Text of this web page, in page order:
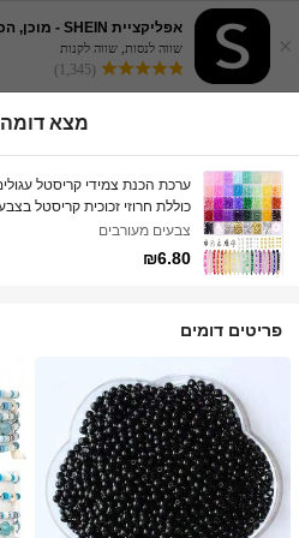
×
אפליקציית SHEIN - מוכן, הכן, סטייל!
שווה לנסות, שווה לקנות
(1,345)
מצא דומה
חרוזים, מתאים לצמידים,
(צבעים אקראיים)
צבעים מעורבים
₪6.80
פריטים דומים